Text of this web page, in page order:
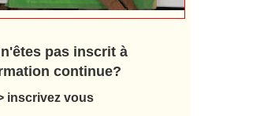
pas inscrit à
continue?
inscrivez vous